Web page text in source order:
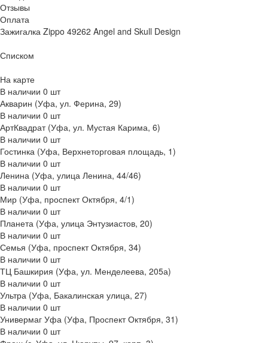
Отзывы
Оплата
Зажигалка Zippo 49262 Angel and Skull Design
Списком
На карте
В наличии 0 шт
Акварин (Уфа, ул. Ферина, 29)
В наличии 0 шт
АртКвадрат (Уфа, ул. Мустая Карима, 6)
В наличии 0 шт
Гостинка (Уфа, Верхнеторговая площадь, 1)
В наличии 0 шт
Ленина (Уфа, улица Ленина, 44/46)
В наличии 0 шт
Мир (Уфа, проспект Октября, 4/1)
В наличии 0 шт
Планета (Уфа, улица Энтузиастов, 20)
В наличии 0 шт
Семья (Уфа, проспект Октября, 34)
В наличии 0 шт
ТЦ Башкирия (Уфа, ул. Менделеева, 205а)
В наличии 0 шт
Ультра (Уфа, Бакалинская улица, 27)
В наличии 0 шт
Универмаг Уфа (Уфа, Проспект Октября, 31)
В наличии 0 шт